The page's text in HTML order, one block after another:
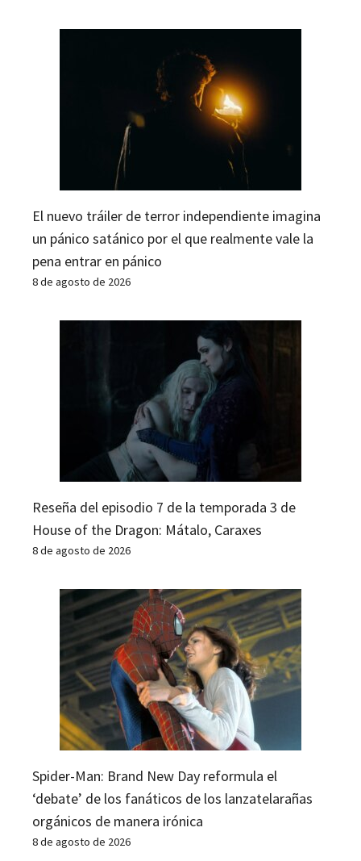
El nuevo tráiler de terror independiente imagina
un pánico satánico por el que realmente vale la
pena entrar en pánico
8 de agosto de 2026
Reseña del episodio 7 de la temporada 3 de
House of the Dragon: Mátalo, Caraxes
8 de agosto de 2026
Spider-Man: Brand New Day reformula el
‘debate’ de los fanáticos de los lanzatelarañas
orgánicos de manera irónica
8 de agosto de 2026